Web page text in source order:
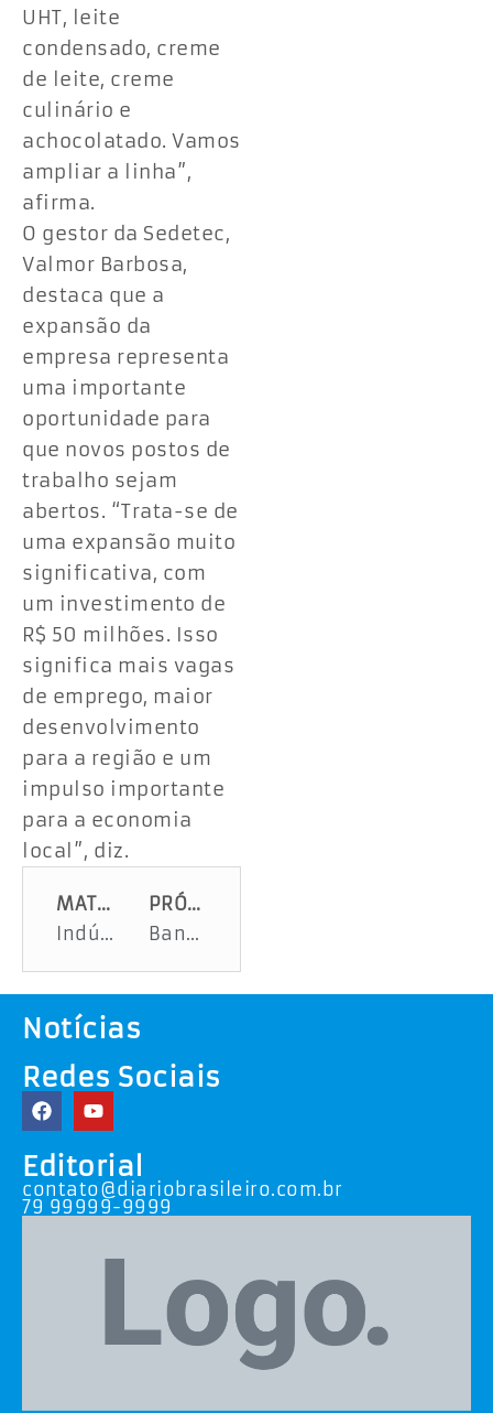
UHT, leite
condensado, creme
de leite, creme
culinário e
achocolatado. Vamos
ampliar a linha”,
afirma.
O gestor da Sedetec,
Valmor Barbosa,
destaca que a
expansão da
empresa representa
uma importante
oportunidade para
que novos postos de
trabalho sejam
abertos. “Trata-se de
uma expansão muito
significativa, com
um investimento de
R$ 50 milhões. Isso
significa mais vagas
de emprego, maior
desenvolvimento
para a região e um
impulso importante
para a economia
local”, diz.
MATÉRIA ANTERIOR
Indústria de laticínios investe R$ 50 milhões em expansão com apoio do Governo de Sergipe
PRÓXIMA MATÉRIA
Banese está entre os 100 maiores bancos do país em ranking do Valor Econômico
Notícias
Redes Sociais
Editorial
contato@diariobrasileiro.com.br
79 99999-9999